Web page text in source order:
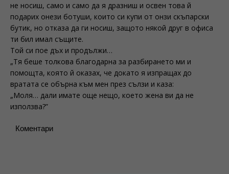
не носиш, само и само да я дразниш и освен това й
подарих онези ботуши, които си купи от онзи скъпарски
бутик, но отказа да ги носиш, защото някой друг в офиса
ти бил имал същите.
Той си пое дъх и продължи…
„Тя беше толкова благодарна за разбирането ми и
помощта, която й оказах, че докато я изпращах до
вратата се обърна към мен през сълзи и каза:
„Моля… дали имате още нещо, което жена ви да не
използва?”
Коментари